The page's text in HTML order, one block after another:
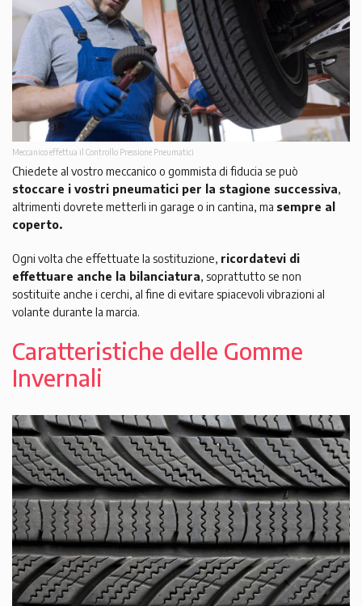
Meccanico effettua il Controllo Pressione Pneumatici
Chiedete al vostro meccanico o gommista di fiducia se può
stoccare i vostri pneumatici per la stagione successiva,
altrimenti dovrete metterli in garage o in cantina, ma sempre al
coperto.
Ogni volta che effettuate la sostituzione, ricordatevi di
effettuare anche la bilanciatura, soprattutto se non
sostituite anche i cerchi, al fine di evitare spiacevoli vibrazioni al
volante durante la marcia.
Caratteristiche delle Gomme
Invernali